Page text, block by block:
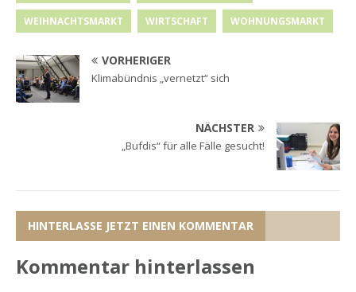
WEIHNACHTSMARKT WIRTSCHAFT WOHNUNGSMARKT
VORHERIGER
Klimabündnis „vernetzt“ sich
NÄCHSTER
„Bufdis“ für alle Fälle gesucht!
HINTERLASSE JETZT EINEN KOMMENTAR
Kommentar hinterlassen